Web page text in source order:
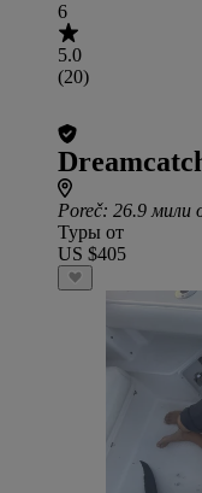
6
5.0
(20)
Poreč: 26.9 мили
Туры от
US $405